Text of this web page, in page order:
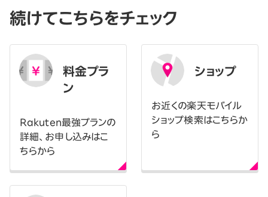
続けてこちらをチェック
料金プラ
ン
Rakuten最強プランの
詳細、お申し込みはこ
ちらから
ショップ
お近くの楽天モバイル
ショップ検索はこちらか
ら